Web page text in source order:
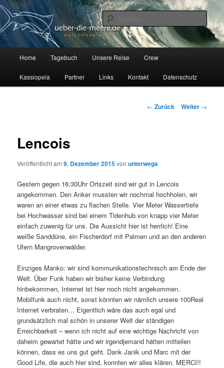
Zum
Inhalt
wechseln
Über die Meere
Auf unserer Segelyacht Kassiopeia, einer Hallberg Rasmus 35, erkunden
wir seit Juli 2012 die Welt.
Home Tagebuch Unsere Reise Crew
Kassiopeia Partner Links Kontakt Datenschutz
B
g
-
N
a
v
i
g
i
o
n
← Zurück Weiter →
Lencois
Veröffentlicht am9. Dezember 2015vonunterwegs
Gestern gegen 16:30Uhr Ortszeit sind wir gut in Lencois
angekommen. Den Anker mussten wir nochmal hochholen, wir
waren an einer etwas zu flachen Stelle. Vier Meter Wassertiefe
bei Hochwasser sind bei einem Tidenhub von knapp vier Meter
einfach zuwenig für uns. Die Aussicht hier ist herrlich! Eine
weiße Sanddüne, ein Fischerdorf mit Palmen und an den anderen
Ufern Mangrovenwälder.
Einziges Manko: wir sind kommunikationstechnisch am Ende der
Welt. Über Funk haben wir bisher keine Verbindung
hinbekommen, Internet ist hier noch nicht angekommen.
Mobilfunk auch nicht, sonst könnten wir nämlich unsere 100Real
Internet verbraten… Eigentlich wäre das auch egal und
grundsätzlich mal schön in unserer Welt der ständigen
Erreichbarkeit – wenn ich nicht auf eine wichtige Nachricht von
daheim gewartet hätte und wir irgendjemand hätten mitteilen
können, dass es uns gut geht. Dank Janik und Marc mit der
Good Life, die auch hier sind, konnten wir alles klären. MERCI!!